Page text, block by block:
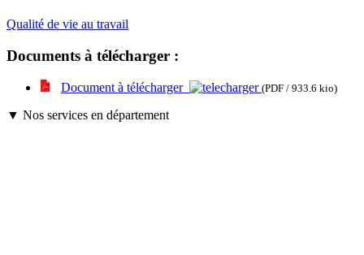
Qualité de vie au travail
Documents à télécharger :
Document à télécharger (PDF / 933.6 kio)
▼ Nos services en département